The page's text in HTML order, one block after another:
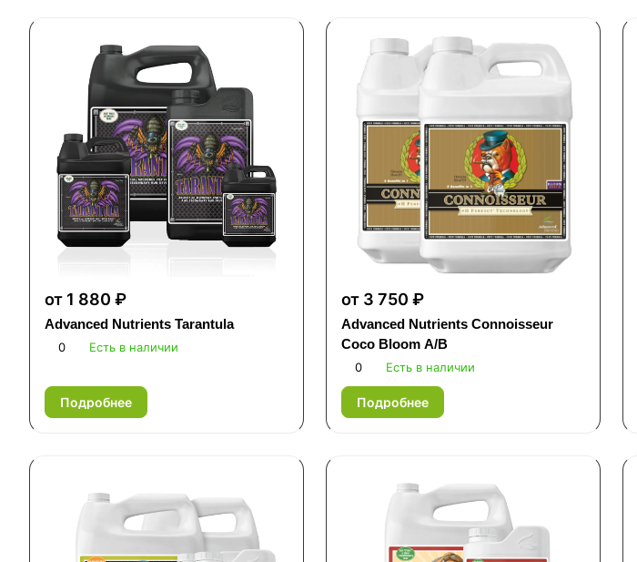
от 1 880 ₽
Advanced Nutrients Tarantula
0 Есть в наличии
Подробнее
от 3 750 ₽
Advanced Nutrients Connoisseur
Coco Bloom A/B
0 Есть в наличии
Подробнее